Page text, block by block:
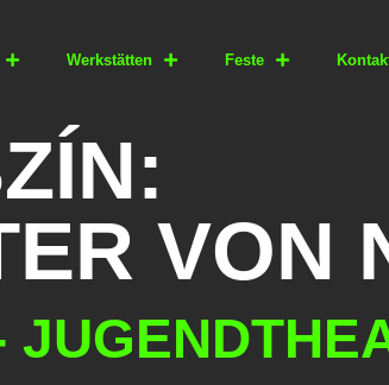
Werkstätten Feste
VON